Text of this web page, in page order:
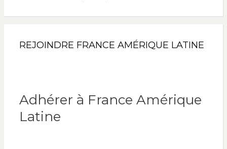
REJOINDRE FRANCE AMÉRIQUE LATINE
Adhérer à France Amérique
Latine